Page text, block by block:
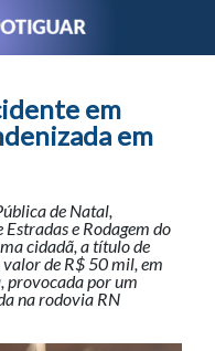
em
em
de Natal,
e Rodagem do
cidadã, a título de
de R$ 50 mil, em
provocada por um
na rodovia RN